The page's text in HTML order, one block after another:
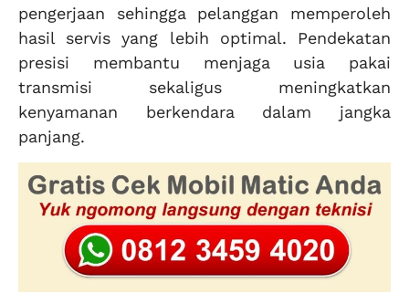
pengerjaan sehingga pelanggan memperoleh
hasil servis yang lebih optimal. Pendekatan
presisi membantu menjaga usia pakai
transmisi sekaligus meningkatkan
kenyamanan berkendara dalam jangka
panjang.